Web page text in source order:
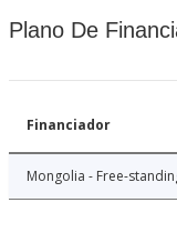
Plano De
Financiador
Mongolia - Free-